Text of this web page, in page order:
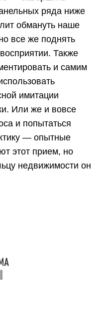
ряда ниже
обмануть наше
все же поднять
Также
и самим
имитации
Или же и вовсе
и попытаться
— опытные
этот прием, но
недвижимости он
с низкими
в